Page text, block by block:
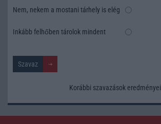
Nem, nekem a mostani tárhely is elég
Inkább felhőben tárolok mindent
Korábbi szavazások eredményei